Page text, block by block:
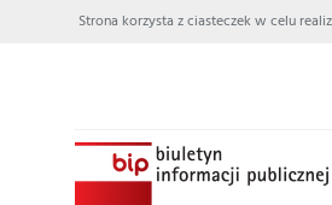
Strona korzysta z ciasteczek w celu